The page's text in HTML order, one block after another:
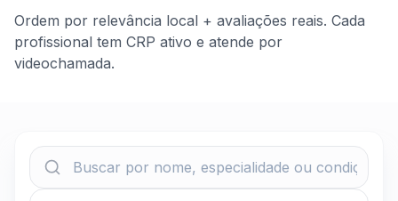
Ordem por relevância local + avaliações reais. Cada
profissional tem CRP ativo e atende por
videochamada.